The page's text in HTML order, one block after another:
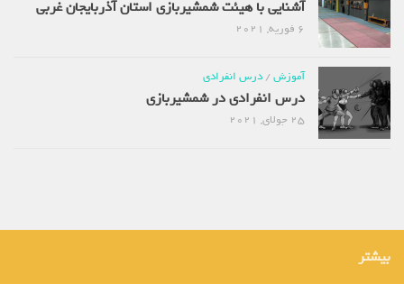
آشنایی با هیئت شمشیربازی استان آذربایجان غربی
آموزش/درس انفرادی
درس انفرادی در شمشیربازی
بیشتر